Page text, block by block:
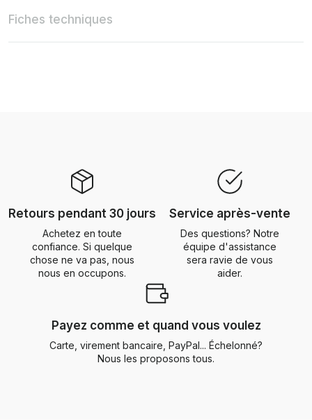
Fiches techniques
Retours pendant 30 jours
Achetez en toute
confiance. Si quelque
chose ne va pas, nous
nous en occupons.
Service après-vente
Des questions? Notre
équipe d'assistance
sera ravie de vous
aider.
Payez comme et quand vous voulez
Carte, virement bancaire, PayPal... Échelonné?
Nous les proposons tous.